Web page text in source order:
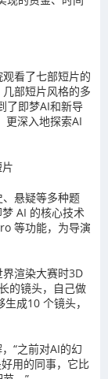
看了七部短片的
部短片风格的多
了即梦AI和新导
更深入地探索AI
悬疑等多种题
AI 的核心技术
等功能，为导演
渲染大赛时3D
的镜头，自己做
成10 个镜头，
“之前对AI的幻
用的同事，它比